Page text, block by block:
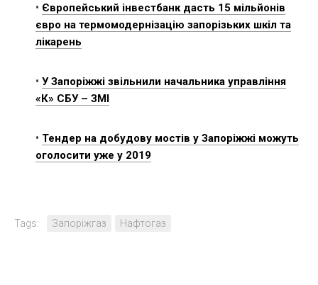
• Європейський інвестбанк дасть 15 мільйонів
євро на термомодернізацію запорізьких шкіл та
лікарень
• У Запоріжжі звільнили начальника управління
«К» СБУ – ЗМІ
• Тендер на добудову мостів у Запоріжжі можуть
оголосити уже у 2019
Tags: Запоріжгаз Нафтогаз